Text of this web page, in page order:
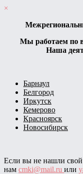
×
Мы работаем по
Наша
Барнаул
Белгород
Иркутск
Кемерово
Красноярск
Новосибирск
Если вы не нашли
нам cmki@mail.ru или